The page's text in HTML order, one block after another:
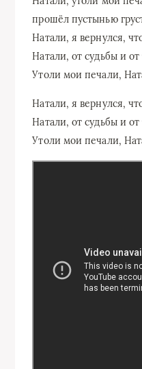
прошёл пустынью
Натали, я вернулся,
Натали, от судьбы и
Утоли мои печали,
Натали, я вернулся,
Натали, от судьбы и
Утоли мои печали,